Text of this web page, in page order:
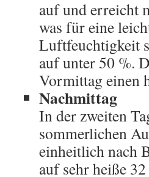
auf und erreicht
was für eine
Luftfeuchtigkeit
auf unter 50 %.
Vormittag einen
Nachmittag
In der zweiten
sommerlichen
einheitlich nach
auf sehr heiße